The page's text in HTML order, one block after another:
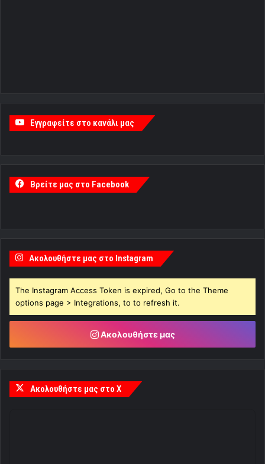
Εγγραφείτε στο κανάλι μας
Βρείτε μας στο Facebook
Ακολουθήστε μας στο Instagram
The Instagram Access Token is expired, Go to the Theme
options page > Integrations, to to refresh it.
Ακολουθήστε μας
Ακολουθήστε μας στο X